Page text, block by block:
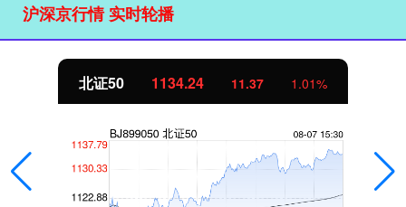
沪深京行情 实时轮播
北证50 1134.24 11.37 1.01%